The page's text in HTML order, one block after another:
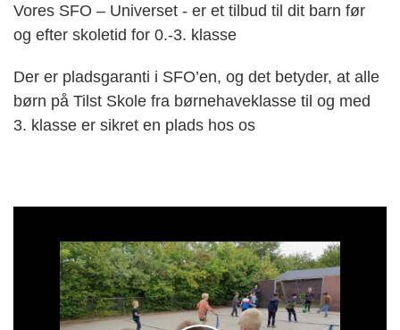
Vores SFO – Universet - er et tilbud til dit barn før
og efter skoletid for 0.-3. klasse
Der er pladsgaranti i SFO’en, og det betyder, at alle
børn på Tilst Skole fra børnehaveklasse til og med
3. klasse er sikret en plads hos os